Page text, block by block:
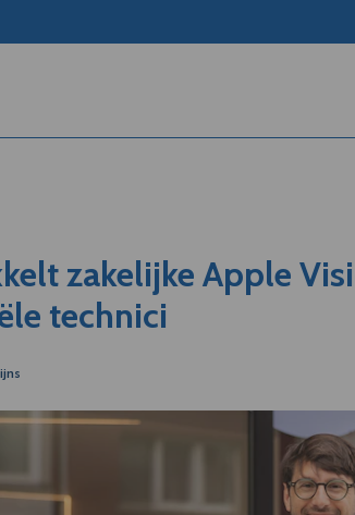
zakelijke Apple
technici